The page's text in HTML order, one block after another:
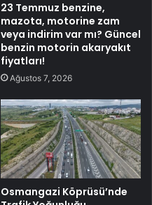
23 Temmuz benzine,
mazota, motorine zam
veya indirim var mı? Güncel
benzin motorin akaryakıt
fiyatları!
Ağustos 7, 2026
Osmangazi Köprüsü’nde